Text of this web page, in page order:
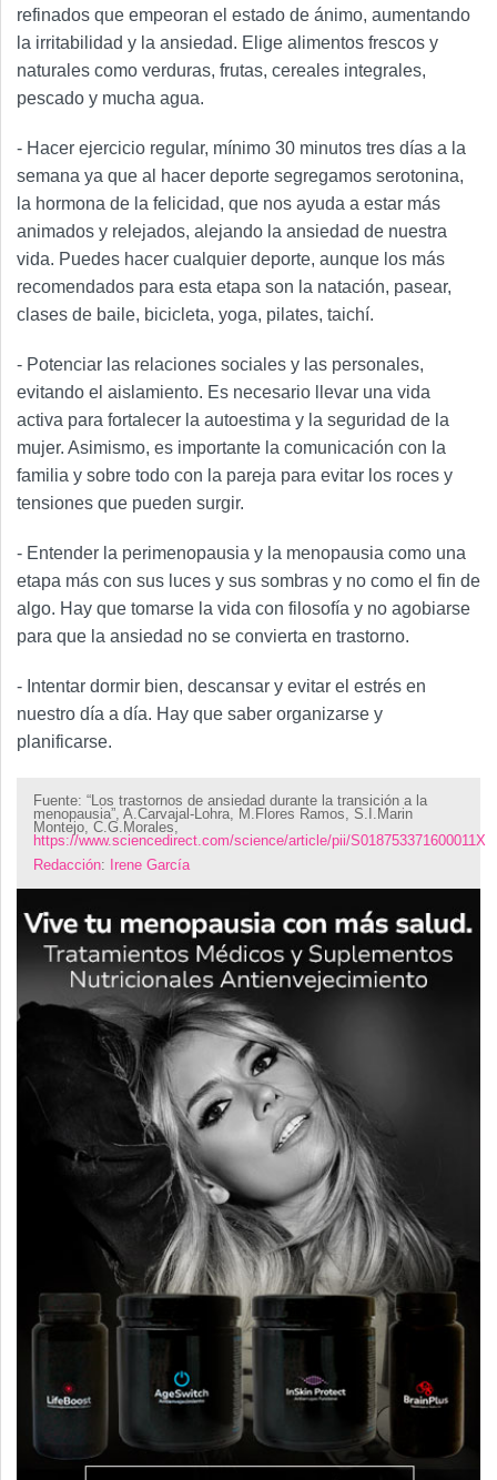
refinados que empeoran el estado de ánimo, aumentando
la irritabilidad y la ansiedad. Elige alimentos frescos y
naturales como verduras, frutas, cereales integrales,
pescado y mucha agua.
- Hacer ejercicio regular, mínimo 30 minutos tres días a la
semana ya que al hacer deporte segregamos serotonina,
la hormona de la felicidad, que nos ayuda a estar más
animados y relejados, alejando la ansiedad de nuestra
vida. Puedes hacer cualquier deporte, aunque los más
recomendados para esta etapa son la natación, pasear,
clases de baile, bicicleta, yoga, pilates, taichí.
- Potenciar las relaciones sociales y las personales,
evitando el aislamiento. Es necesario llevar una vida
activa para fortalecer la autoestima y la seguridad de la
mujer. Asimismo, es importante la comunicación con la
familia y sobre todo con la pareja para evitar los roces y
tensiones que pueden surgir.
- Entender la perimenopausia y la menopausia como una
etapa más con sus luces y sus sombras y no como el fin de
algo. Hay que tomarse la vida con filosofía y no agobiarse
para que la ansiedad no se convierta en trastorno.
- Intentar dormir bien, descansar y evitar el estrés en
nuestro día a día. Hay que saber organizarse y
planificarse.
Fuente: “Los trastornos de ansiedad durante la transición a la
menopausia”, A.Carvajal-Lohra, M.Flores Ramos, S.I.Marin
Montejo, C.G.Morales,
https://www.sciencedirect.com/science/article/pii/S018753371600011X
Redacción: Irene García